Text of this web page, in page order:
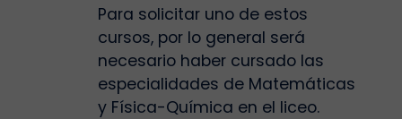
Para solicitar uno de estos
cursos, por lo general será
necesario haber cursado las
especialidades de Matemáticas
y Física-Química en el liceo.